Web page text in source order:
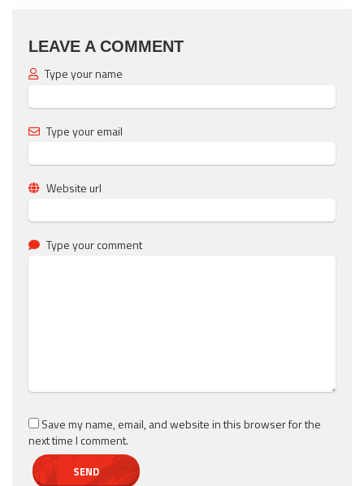
LEAVE A COMMENT
Type your name
Type your email
Website url
Type your comment
Save my name, email, and website in this browser for the
next time I comment.